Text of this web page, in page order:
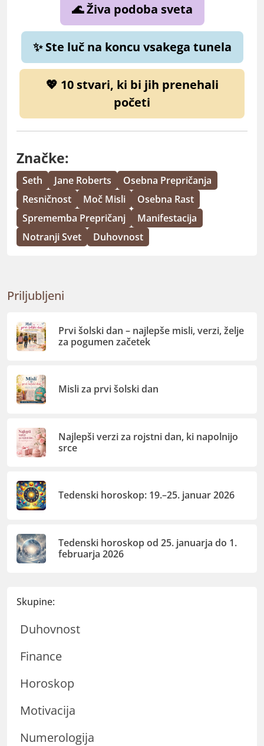
🌊 Živa podoba sveta
✨ Ste luč na koncu vsakega tunela
💖 10 stvari, ki bi jih prenehali
početi
Značke:
Seth Jane Roberts
Osebna Prepričanja
Resničnost
Moč Misli
Osebna Rast
Sprememba Prepričanj
Manifestacija
Notranji Svet
Duhovnost
Priljubljeni
Prvi šolski dan – najlepše misli, verzi, želje
za pogumen začetek
Misli za prvi šolski dan
Najlepši verzi za rojstni dan, ki napolnijo
srce
Tedenski horoskop: 19.–25. januar 2026
Tedenski horoskop od 25. januarja do 1.
februarja 2026
Skupine:
Duhovnost
Finance
Horoskop
Motivacija
Numerologija